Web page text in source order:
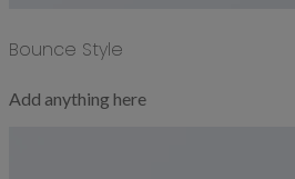
Bounce Style
Add anything here